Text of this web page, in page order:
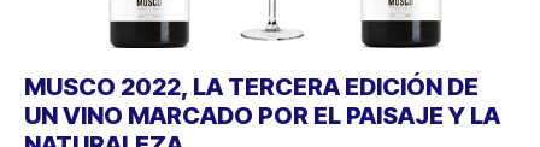
MUSCO 2022, LA TERCERA EDICIÓN DE
UN VINO MARCADO POR EL PAISAJE Y LA